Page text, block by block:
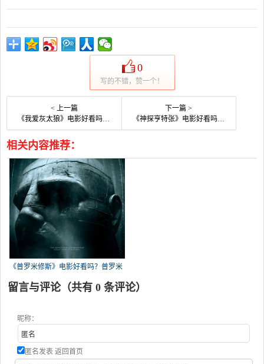
0
写的不错，赞一个！
< 上一篇
《我爱灰太狼》电影好看吗？我爱灰太狼影评及简介
下一篇 >
《神探亨特张》电影好看吗？神探亨特张影评及简介
相关内容推荐：
《普罗米修斯》电影好看吗？普罗米
修
留言与评论（共有 0 条评论）
昵称：
匿名发表 返回首页